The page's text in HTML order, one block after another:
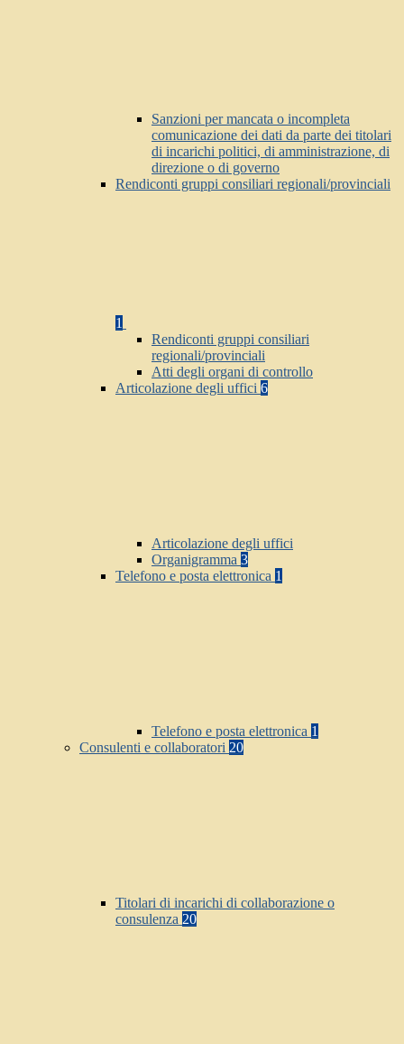
Sanzioni per mancata o incompleta
comunicazione dei dati da parte dei titolari
di incarichi politici, di amministrazione, di
direzione o di governo
Rendiconti gruppi consiliari regionali/provinciali
1
Rendiconti gruppi consiliari
regionali/provinciali
Atti degli organi di controllo
Articolazione degli uffici 6
Articolazione degli uffici
Organigramma 3
Telefono e posta elettronica 1
Telefono e posta elettronica 1
Consulenti e collaboratori 20
Titolari di incarichi di collaborazione o
consulenza 20